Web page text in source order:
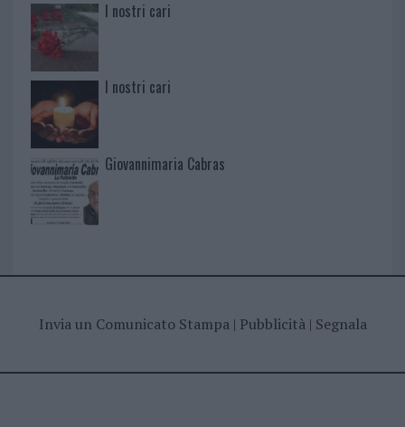
I nostri cari
I nostri cari
Giovannimaria Cabras
Invia un Comunicato Stampa| Pubblicità| Segnala